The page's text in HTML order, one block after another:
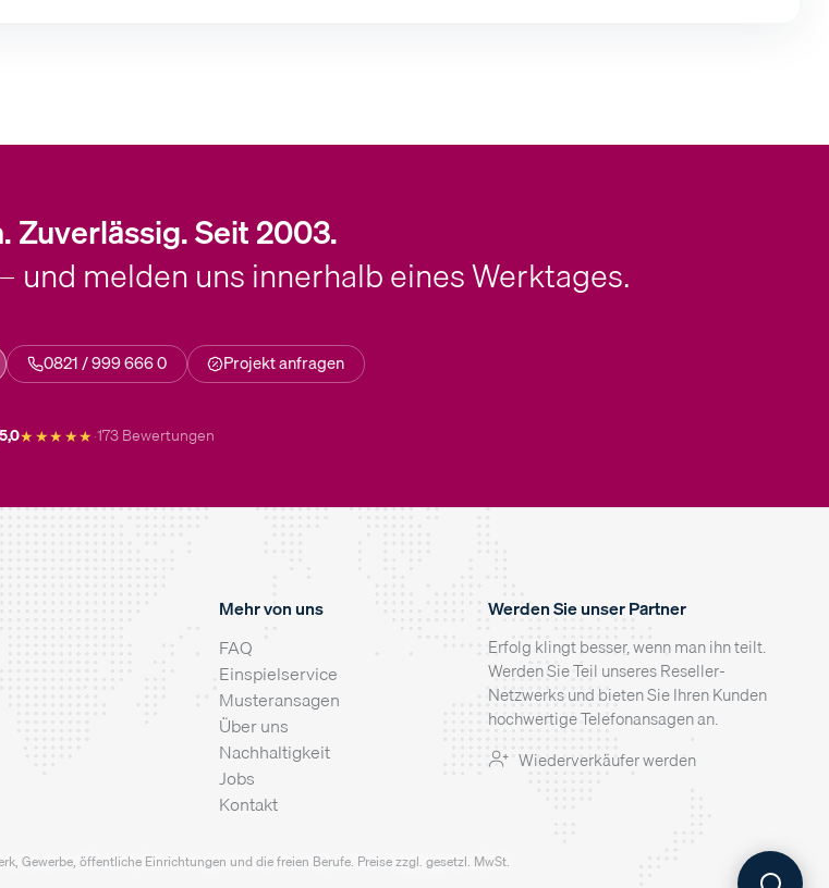
Zuverlässig. Seit 2003.
und melden uns innerhalb eines Werktages.
0821 / 999 666 0 Projekt anfragen
5,0★★★★★·173 Bewertungen
Mehr von uns
FAQ
Einspielservice
Musteransagen
Über uns
Nachhaltigkeit
Jobs
Kontakt
Werden Sie unser Partner
Erfolg klingt besser, wenn man ihn teilt.
Werden Sie Teil unseres Reseller-
Netzwerks und bieten Sie Ihren Kunden
hochwertige Telefonansagen an.
Wiederverkäufer werden
Gewerbe, öffentliche Einrichtungen und die freien Berufe. Preise zzgl. gesetzl. MwSt.